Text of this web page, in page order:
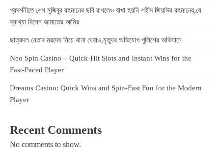
প্রদর্শনীতে শেখ মুজিবুর রহমানের ছবি রাখলেও রাখা হয়নি শহীদ জিয়াউর রহমানের,যে
ব্যাখ্যা দিলেন জামাতের আমির
ছাত্রদল নেতার মরদেহ নিয়ে থানা ঘেরাও,মৃত্যুর অভিযোগ পুলিশের অভিযানে
Neo Spin Casino – Quick‑Hit Slots and Instant Wins for the
Fast‑Paced Player
Dreams Casino: Quick Wins and Spin‑Fast Fun for the Modern
Player
Recent Comments
No comments to show.